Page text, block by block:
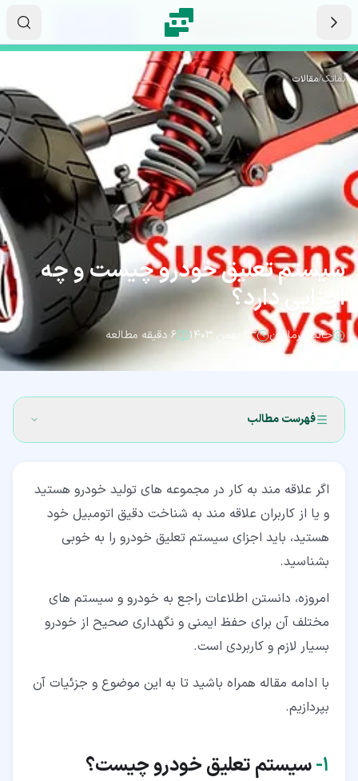
نماتک/مقالات
سیستم تعلیق خودرو چیست و چه
اجزایی دارد؟
حانیه برمایون ۲۳ بهمن ۱۴۰۳ ۶ دقیقه مطالعه
فهرست مطالب
۲‏- اجزای سیستم تعلیق خودرو
۲‏-‏۱‏- رینگ و لاستیک ها (Rims and Tires)
۲‏-‏۲‏- فنر (Spring) و کمک فنر (Shock Absorber)
۲‏-‏۳‏- میل تعادل یا میل موج گیر (Anti-roll bar)
۲‏-‏۴‏- میل رابط (Lateral Control Rod)
اگر علاقه مند به کار در مجموعه های تولید خودرو هستید
و یا از کاربران علاقه مند به شناخت دقیق اتومبیل خود
هستید، باید اجزای سیستم تعلیق خودرو را به خوبی
بشناسید.
امروزه، دانستن اطلاعات راجع به خودرو و سیستم های
مختلف آن برای حفظ ایمنی و نگهداری صحیح از خودرو
بسیار لازم و کاربردی است.
با ادامه مقاله همراه باشید تا به این موضوع و جزئیات آن
بپردازیم.
۱‏- سیستم تعلیق خودرو چیست؟